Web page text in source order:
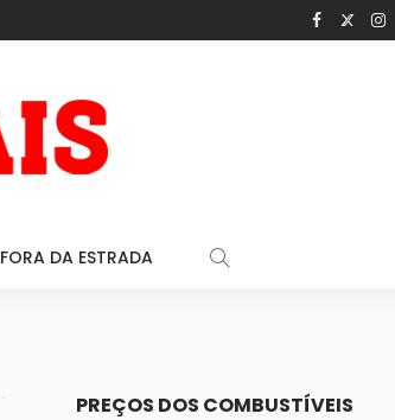
FORA DA ESTRADA
PREÇOS DOS COMBUSTÍVEIS